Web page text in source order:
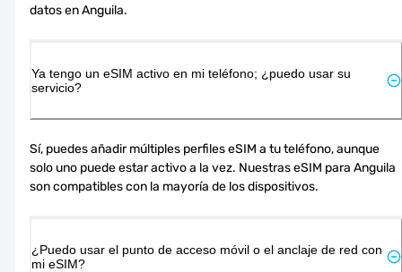
datos en Anguila.
Ya tengo un eSIM activo en mi teléfono; ¿puedo usar su
servicio?
Sí, puedes añadir múltiples perfiles eSIM a tu teléfono, aunque
solo uno puede estar activo a la vez. Nuestras eSIM para Anguila
son compatibles con la mayoría de los dispositivos.
¿Puedo usar el punto de acceso móvil o el anclaje de red con
mi eSIM?